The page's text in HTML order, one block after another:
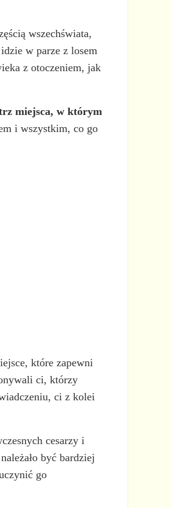
wszechświata,
w parze z losem
z otoczeniem, jak
miejsca, w którym
i wszystkim, co go
które zapewni
ci, którzy
ci z kolei
cesarzy i
być bardziej
go